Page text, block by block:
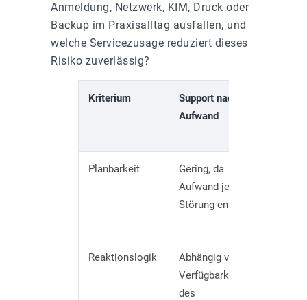
Anmeldung, Netzwerk, KIM, Druck oder
Backup im Praxisalltag ausfallen, und
welche Servicezusage reduziert dieses
Risiko zuverlässig?
Kriterium
Support nach
Aufwand
Planbarkeit
Gering, da
Aufwand je
Störung entsteht
Reaktionslogik
Abhängig von
Verfügbarkeit
des